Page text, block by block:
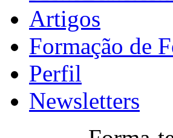
Artigos
Formação de
Perfil
Newsletters